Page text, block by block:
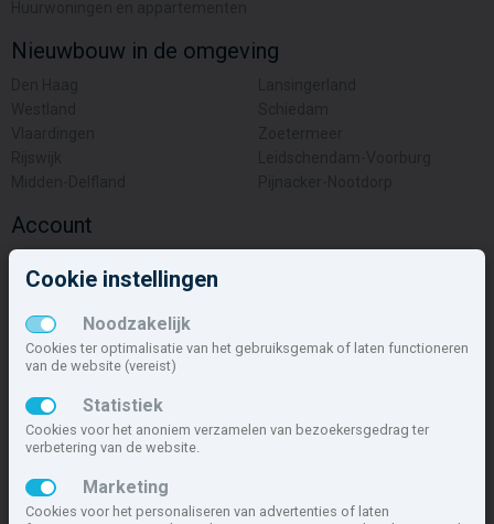
Nieuwbouw in de omgeving
Account
Inschrijven
Overige
Contact
Zakelijk
Deze site maakt deel uit van
meer dan 85.466 nieuwbouwwoningen in 1.621 projecten de meest
Cookie instellingen
Noodzakelijk
Cookies ter optimalisatie van het gebruiksgemak of laten functioneren
van de website (vereist)
Statistiek
Cookies voor het anoniem verzamelen van bezoekersgedrag ter
verbetering van de website.
Marketing
Cookies voor het personaliseren van advertenties of laten